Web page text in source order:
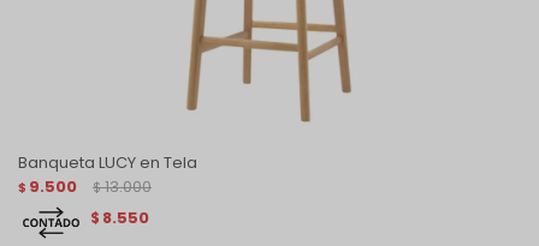
Banqueta LUCY en Tela
$ 9.500 $ 13.000
$ 8.550